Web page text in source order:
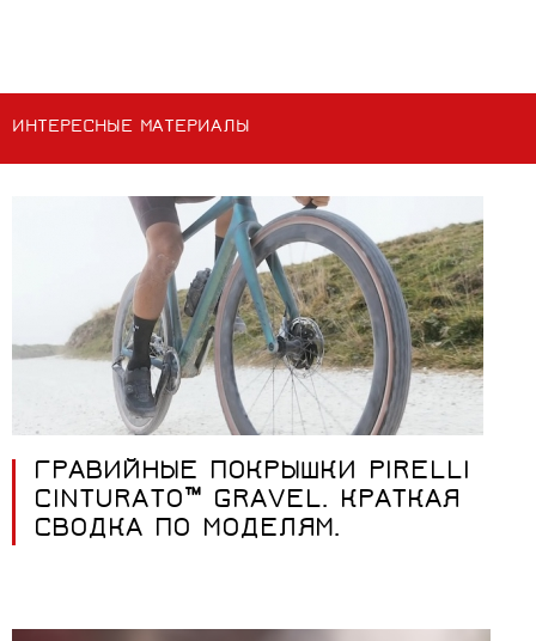
ИНТЕРЕСНЫЕ МАТЕРИАЛЫ
ГРАВИЙНЫЕ ПОКРЫШКИ PIRELLI
CINTURATO™ GRAVEL. КРАТКАЯ
СВОДКА ПО МОДЕЛЯМ.